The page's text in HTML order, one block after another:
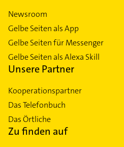
Newsroom
Gelbe Seiten als App
Gelbe Seiten für Messenger
Gelbe Seiten als Alexa Skill
Unsere Partner
Kooperationspartner
Das Telefonbuch
Das Örtliche
Zu finden auf